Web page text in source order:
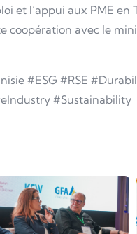
et l’appui aux PME en
avec le
#ESG #RSE
#Sustainability